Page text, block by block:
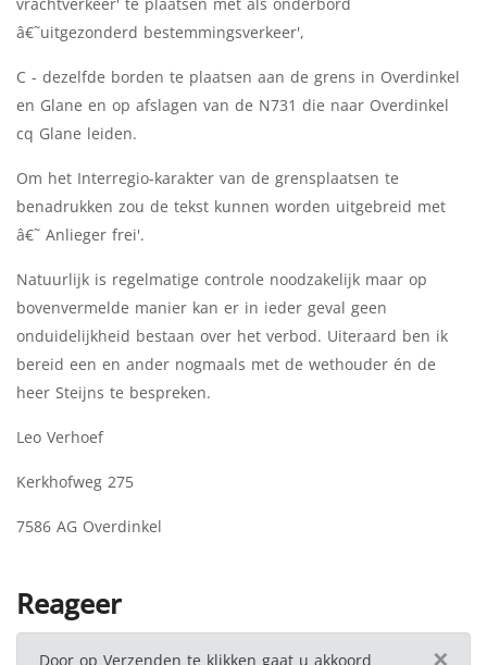
â€˜uitgezonderd bestemmingsverkeer',
C - dezelfde borden te plaatsen aan de grens in Overdinkel
en Glane en op afslagen van de N731 die naar Overdinkel
cq Glane leiden.
Om het Interregio-karakter van de grensplaatsen te
benadrukken zou de tekst kunnen worden uitgebreid met
â€˜ Anlieger frei'.
Natuurlijk is regelmatige controle noodzakelijk maar op
bovenvermelde manier kan er in ieder geval geen
onduidelijkheid bestaan over het verbod. Uiteraard ben ik
bereid een en ander nogmaals met de wethouder én de
heer Steijns te bespreken.
Leo Verhoef
Kerkhofweg 275
7586 AG Overdinkel
Reageer
Door op Verzenden te klikken gaat u akkoord